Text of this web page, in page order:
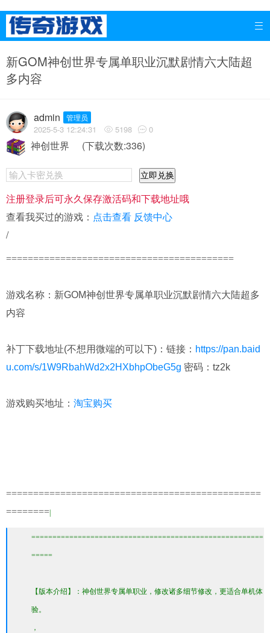

新GOM神创世界专属单职业沉默剧情六大陆超
多内容
admin 管理员
2025-5-3 12:24:31  5198  0
神创世界 (下载次数:336)
立即兑换
注册登录后可永久保存激活码和下载地址哦
查看我买过的游戏： 点击查看 反馈中心
/
==========================================
游戏名称： 新GOM神创世界专属单职业沉默剧情六大陆超多
内容
补丁下载地址(不想用微端的可以下)：链接： https://pan.baid
u.com/s/1W9RbahWd2x2HXbhpObeG5g 密码：tz2k
游戏购买地址： 淘宝购买
===============================================
========
=======================================================
=====
【版本介绍】：神创世界专属单职业，修改诸多细节修改，更适合单机体
验。
，